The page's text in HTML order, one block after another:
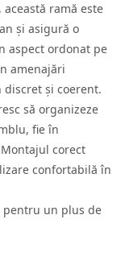
ramă este
și asigură o
aspect ordonat pe
amenajări
și coerent.
să organizeze
fie în
corect
confortabilă în
pentru un plus de